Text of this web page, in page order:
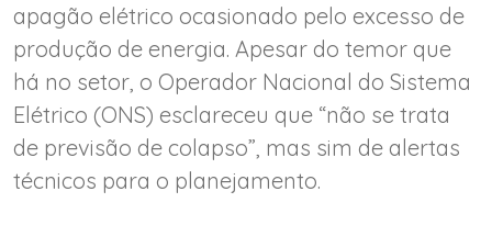
apagão elétrico ocasionado pelo excesso de
produção de energia. Apesar do temor que
há no setor, o Operador Nacional do Sistema
Elétrico (ONS) esclareceu que “não se trata
de previsão de colapso”, mas sim de alertas
técnicos para o planejamento.